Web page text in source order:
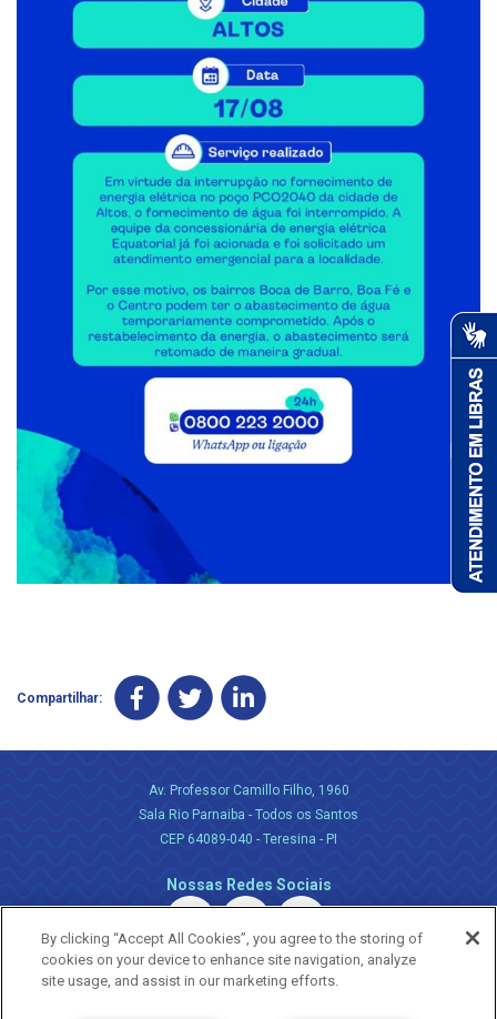
Compartilhar:
Av. Professor Camillo Filho, 1960
Sala Rio Parnaiba - Todos os Santos
CEP 64089-040 - Teresina - PI
Nossas Redes Sociais
By clicking “Accept All Cookies”, you agree to the storing of
cookies on your device to enhance site navigation, analyze
site usage, and assist in our marketing efforts.